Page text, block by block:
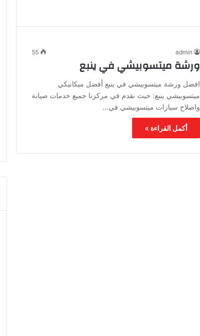
admin
55
ورشة ميتسوبيشي في ينبع
افضل ورشة ميتسوبيشي في ينبع أفضل ميكانيكي
ميتسوبيشي ينبع: حيث نقدم في مركزنا جميع خدمات صيانة
واصلاح سيارات ميتسوبيشي في…
أكمل القراءة »